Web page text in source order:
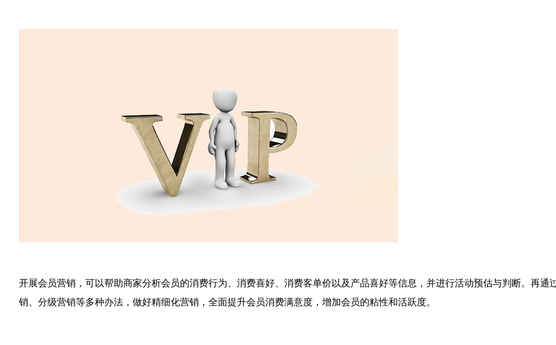
开展会员营销，可以帮助商家分析会员的消费行为、消费喜好、消费客单价以及产品喜好等信息，并进行活动预估与判断。再通
销、分级营销等多种办法，做好精细化营销，全面提升会员消费满意度，增加会员的粘性和活跃度。